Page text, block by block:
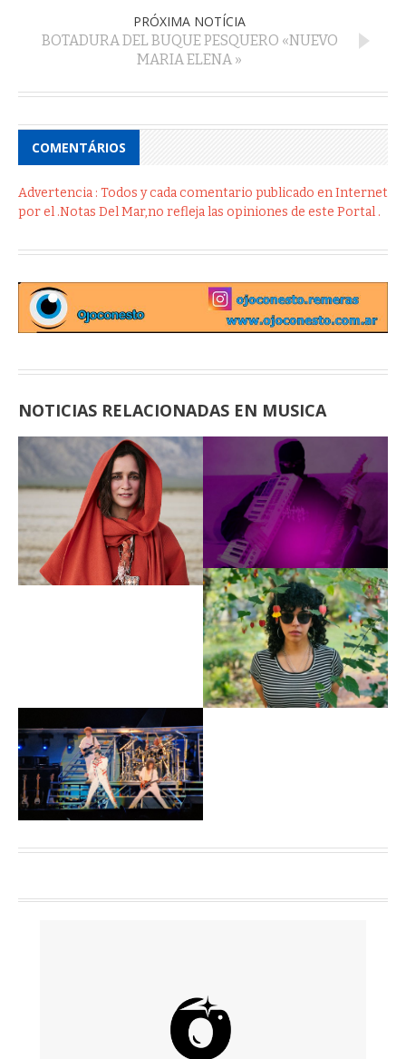
PRÓXIMA NOTÍCIA
BOTADURA DEL BUQUE PESQUERO «NUEVO
MARIA ELENA »
COMENTÁRIOS
Advertencia : Todos y cada comentario publicado en Internet
por el .Notas Del Mar,no refleja las opiniones de este Portal .
NOTICIAS RELACIONADAS EN MUSICA